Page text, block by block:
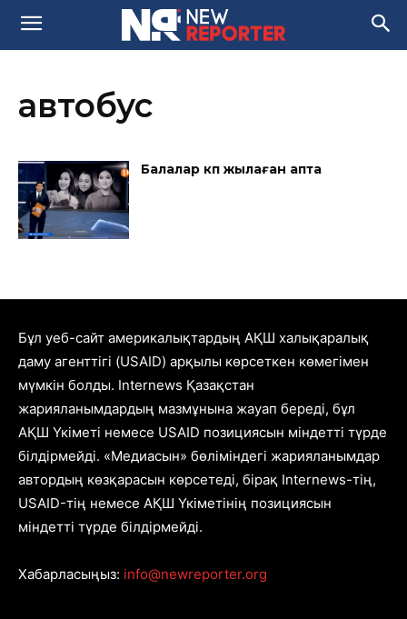
автобус
Балалар көп жылаған апта
Бұл уеб-сайт америкалықтардың АҚШ халықаралық
даму агенттігі (USAID) арқылы көрсеткен көмегімен
мүмкін болды. Internews Қазақстан
жарияланымдардың мазмұнына жауап береді, бұл
АҚШ Үкіметі немесе USAID позициясын міндетті түрде
білдірмейді. «Медиасын» бөліміндегі жарияланымдар
автордың көзқарасын көрсетеді, бірақ Internews-тің,
USAID-тің немесе АҚШ Үкіметінің позициясын
міндетті түрде білдірмейді.
Хабарласыңыз: info@newreporter.org